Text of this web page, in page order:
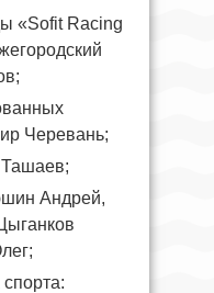
«Sofit Racing
Черевань;
Ташаев;
Андрей,